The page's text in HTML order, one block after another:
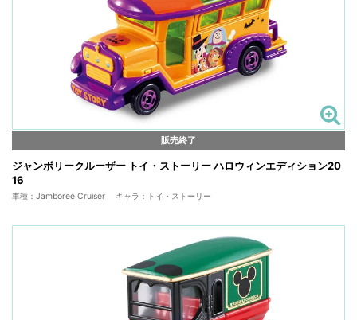
販売終了
ジャンボリークルーザー トイ・ストーリー ハロウィンエディション20
16
車種：Jamboree Cruiser キャラ：トイ・ストーリー